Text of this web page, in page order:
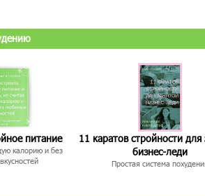
питание
калорию и без
11 каратов стройности для
бизнес-леди
Простая система